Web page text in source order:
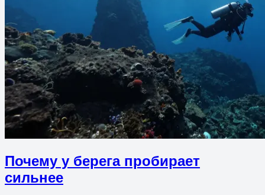
Почему у берега пробирает
сильнее